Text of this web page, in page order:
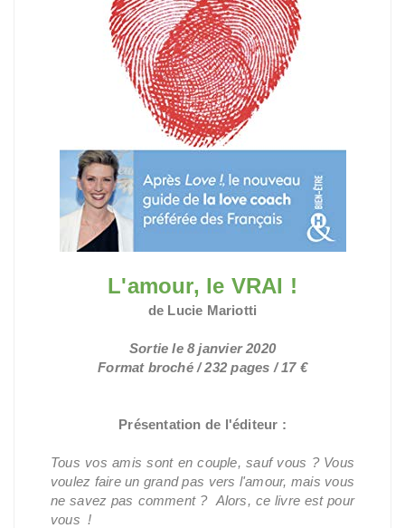
L'amour, le VRAI !
de Lucie Mariotti
Sortie le 8 janvier 2020
Format broché / 232 pages / 17 €
Présentation de l'éditeur :
Tous vos amis sont en couple, sauf vous ? Vous
voulez faire un grand pas vers l'amour, mais vous
ne savez pas comment ? Alors, ce livre est pour
vous !